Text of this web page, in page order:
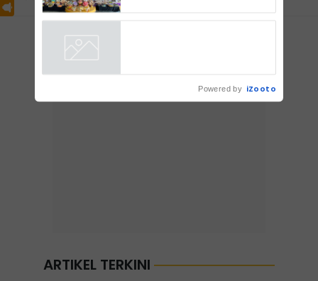
ARTIKEL TERKINI
Powered by iZooto